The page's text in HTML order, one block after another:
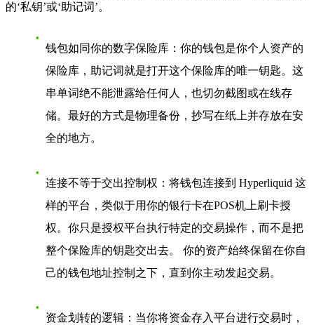
的‘私钥’或‘助记词’。
钱包如同你的数字保险库 ：你的钱包是你个人资产的
保险库，助记词就是打开这个保险库的唯一钥匙。这
串单词绝不能泄露给任何人，也切勿截图或在线存
储。最好的方式是物理备份，抄写在纸上并存放在安
全的地方。
连接不等于交出控制权 ：将钱包连接到 Hyperliquid 这
样的平台，类似于用你的银行卡在POS机上刷卡授
权。你只是授权平台执行特定的交易操作，而不是把
整个保险库的钥匙交出去。 你的资产始终保留在你自
己的钱包地址控制之下，直到你主动发起交易。
资金划转的逻辑 ：当你将资金存入平台进行交易时，